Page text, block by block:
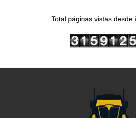
Total páginas vistas desde